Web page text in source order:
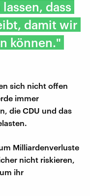
dass
damit wir
können."
sich nicht offen
immer
die CDU und das
Milliardenverluste
nicht riskieren,
ihr